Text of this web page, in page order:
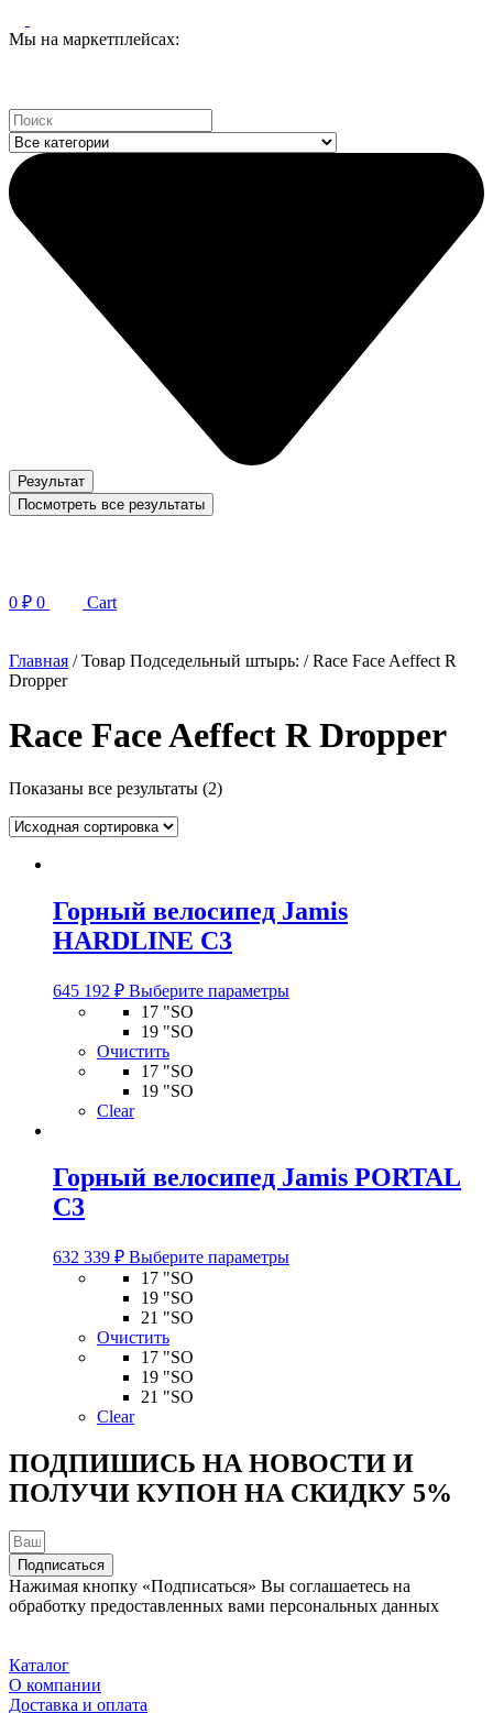
Мы на маркетплейсах:
Search
...
Результат
Посмотреть все результаты
0 ₽ 0 Cart
Главная / Товар Подседельный штырь: / Race Face Aeffect R
Dropper
Race Face Aeffect R Dropper
Показаны все результаты (2)
Горный велосипед Jamis
HARDLINE C3
645 192 ₽ Выберите параметрыЭтот
странице
товара.
17 "SO
19 "SO
Очистить
17 "SO
19 "SO
Clear
Горный велосипед Jamis PORTAL
C3
632 339 ₽ Выберите параметрыЭтот
товара.
17 "SO
19 "SO
21 "SO
Очистить
17 "SO
19 "SO
21 "SO
Clear
ПОДПИШИСЬ НА НОВОСТИ И
ПОЛУЧИ КУПОН НА СКИДКУ 5%
Подписаться
Нажимая кнопку «Подписаться» Вы соглашаетесь на
обработку предоставленных вами персональных данных
Каталог
О компании
Доставка и оплата